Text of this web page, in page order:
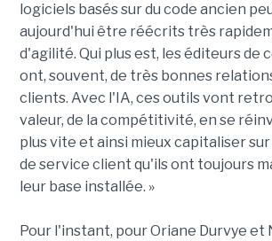
logiciels basés sur du code ancien
aujourd'hui être réécrits très
d'agilité. Qui plus est, les éditeurs de
ont, souvent, de très bonnes
clients. Avec l'IA, ces outils vont
valeur, de la compétitivité, en se
plus vite et ainsi mieux capitaliser
de service client qu'ils ont toujours
leur base installée. »
Pour l'instant, pour Oriane Durvye et